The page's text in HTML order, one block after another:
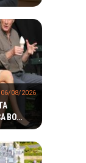
ВО
06/08/2026